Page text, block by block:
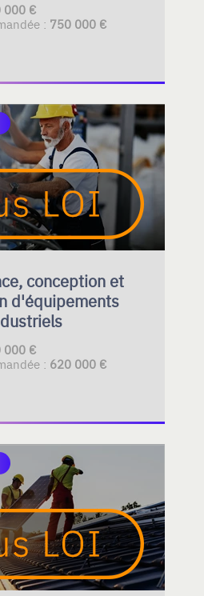
000 €
: 750 000 €
conception et
d'équipements
000 €
: 620 000 €